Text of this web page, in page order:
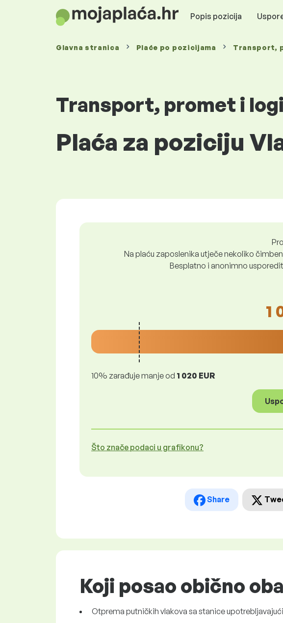
Popis pozicija
Glavna stranica Plaće po pozicijama Transport,
Transport, promet i
Plaća za poziciju
Na plaću zaposlenika utječe nekoliko
Besplatno i anonimno
1
10% zarađuje manje od 1 020 EUR
Što znače podaci u grafikonu?
Share
Koji posao obično
Otprema putničkih vlakova sa stanice